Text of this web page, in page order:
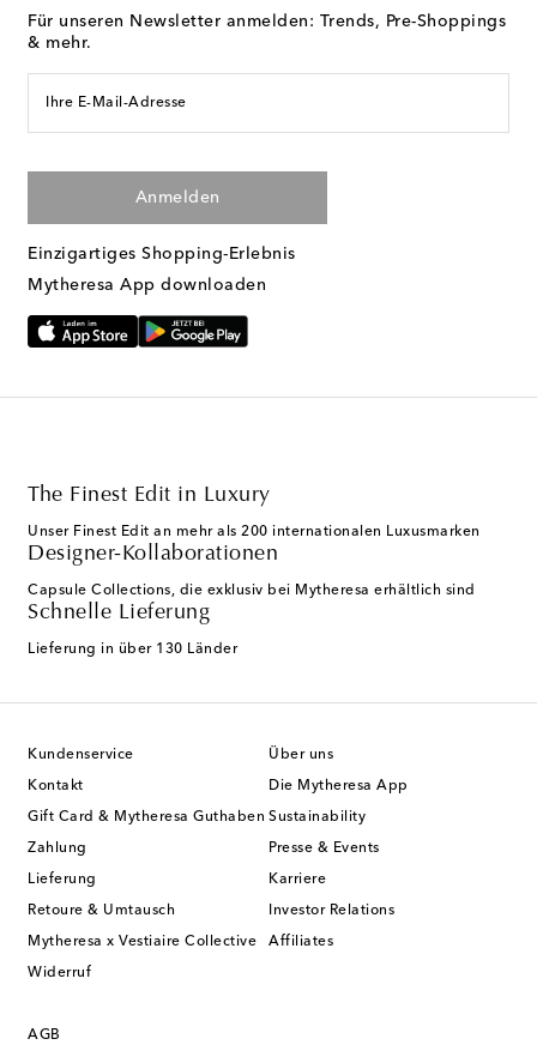
Für unseren Newsletter anmelden: Trends, Pre-Shoppings
& mehr.
Ihre E-Mail-Adresse
Anmelden
Einzigartiges Shopping-Erlebnis
Mytheresa App downloaden
The Finest Edit in Luxury
Unser Finest Edit an mehr als 200 internationalen Luxusmarken
Designer-Kollaborationen
Capsule Collections, die exklusiv bei Mytheresa erhältlich sind
Schnelle Lieferung
Lieferung in über 130 Länder
Kundenservice
Kontakt
Gift Card & Mytheresa Guthaben
Zahlung
Lieferung
Retoure & Umtausch
Mytheresa x Vestiaire Collective
Widerruf
Über uns
Die Mytheresa App
Sustainability
Presse & Events
Karriere
Investor Relations
Affiliates
AGB